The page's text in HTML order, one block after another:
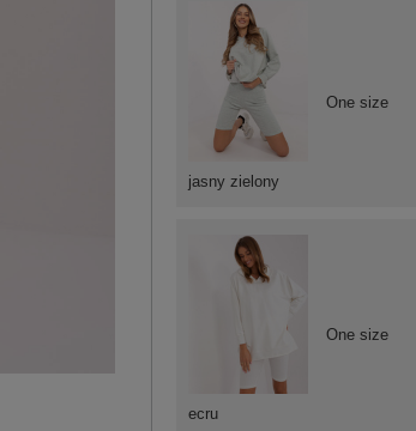
jasny zielony
One size
ecru
One size